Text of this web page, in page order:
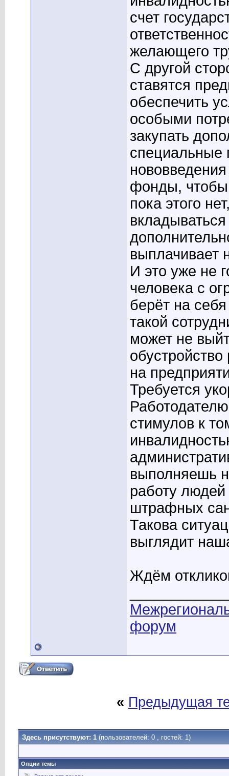
счет
желающего
С другой
ставятся
обеспечить
особыми
закупать
специальные
фонды, чтобы
пока этого
выплачивает
И это уже не
человека с
берёт на
такой
может не
на
Требуется
стимулов к
выполняешь
работу
штрафных
Такова
выглядит
Ждём
форум
« Предыдущая
Здесь присутствуют: 1 (пользователей: 0 , гостей: 1)
Опции темы